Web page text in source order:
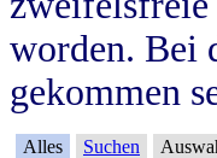
worden. Bei
gekommen
Alles Suchen